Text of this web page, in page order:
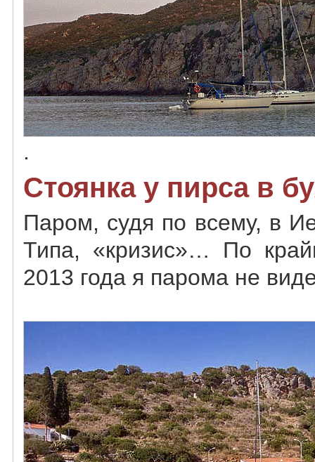
.
Стоянка у пирса в
Паром, судя по всему, в
Типа, «кризис»… По
2013 года я парома не